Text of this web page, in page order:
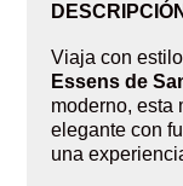
Viaja con
Essens de
moderno, esta
elegante con
una